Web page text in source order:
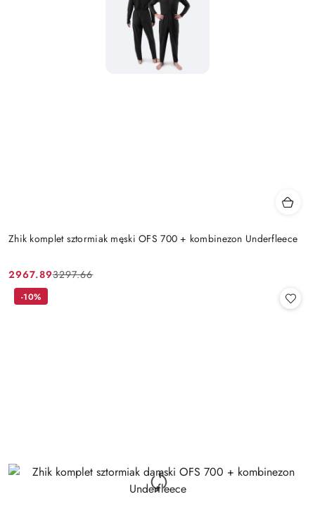
Zhik komplet sztormiak męski OFS 700 + kombinezon Underfleece
Cena
promocyjna:
2967.89
Cena
przed
3297.66
-10%